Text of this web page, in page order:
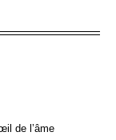
de l’âme